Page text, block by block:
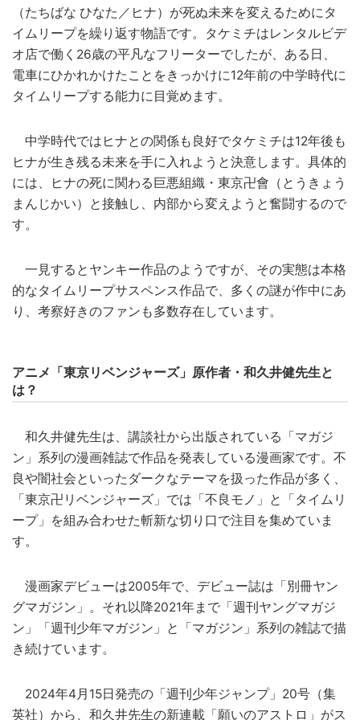
（たちばな ひなた／ヒナ）が死ぬ未来を変えるためにタ
イムリープを繰り返す物語です。タケミチはレンタルビデ
オ店で働く26歳の平凡なフリーターでしたが、ある日、
電車にひかれかけたことをきっかけに12年前の中学時代に
タイムリープする能力に目覚めます。
中学時代ではヒナとの関係も良好でタケミチは12年後も
ヒナが生き残る未来を手に入れようと決意します。具体的
には、ヒナの死に関わる巨悪組織・東京卍會（とうきょう
まんじかい）と接触し、内部から変えようと奮闘するので
す。
一見するとヤンキー作品のようですが、その実態は本格
的なタイムリープサスペンス作品で、多くの謎が作中にあ
り、考察好きのファンも多数存在しています。
アニメ「東京リベンジャーズ」原作者・和久井健先生と
は？
和久井健先生は、講談社から出版されている「マガジ
ン」系列の漫画雑誌で作品を発表している漫画家です。不
良や闇社会といったダークなテーマを扱った作品が多く、
「東京卍リベンジャーズ」では「不良モノ」と「タイムリ
ープ」を組み合わせた斬新な切り口で注目を集めていま
す。
漫画家デビューは2005年で、デビュー誌は「別冊ヤン
グマガジン」。それ以降2021年まで「週刊ヤングマガジ
ン」「週刊少年マガジン」と「マガジン」系列の雑誌で描
き続けています。
2024年4月15日発売の「週刊少年ジャンプ」20号（集
英社）から、和久井先生の新連載「願いのアストロ」がス